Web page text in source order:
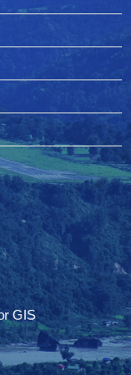
GIS